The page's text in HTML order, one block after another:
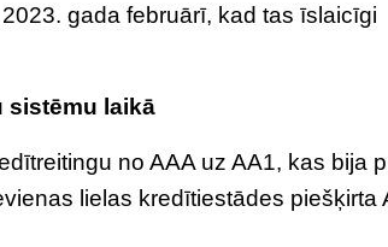
gada februārī, kad tas īslaicīgi
sistēmu laikā
no AAA uz AA1, kas bija
lielas kredītiestādes piešķirta